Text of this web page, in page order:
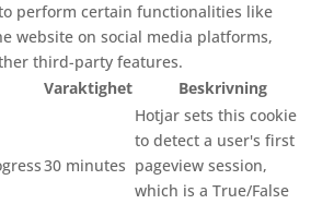
perform certain functionalities like
website on social media platforms,
third-party features.
Varaktighet Beskrivning
30 minutes
Hotjar sets this cookie
to detect a user's first
pageview session,
which is a True/False